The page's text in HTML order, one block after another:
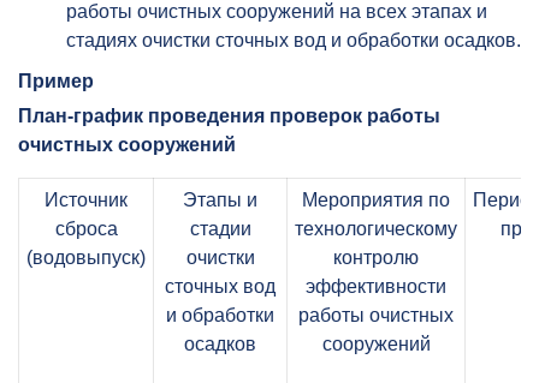
работы очистных сооружений на всех этапах и
стадиях очистки сточных вод и обработки осадков.
Пример
План-график проведения проверок работы
очистных сооружений
Источник
сброса
(водовыпуск)
Этапы и
стадии
очистки
сточных вод
и обработки
осадков
Мероприятия по
технологическому
контролю
эффективности
работы очистных
сооружений